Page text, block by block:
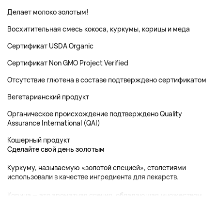
Делает молоко золотым!
Восхитительная смесь кокоса, куркумы, корицы и меда
Сертификат USDA Organic
Сертификат Non GMO Project Verified
Отсутствие глютена в составе подтверждено сертификатом
Вегетарианский продукт
Органическое происхождение подтверждено Quality
Assurance International (QAI)
Кошерный продукт
Сделайте свой день золотым
Куркуму, называемую «золотой специей», столетиями
использовали в качестве ингредиента для лекарств.
Корица — это ароматная специя, обладающая множеством...